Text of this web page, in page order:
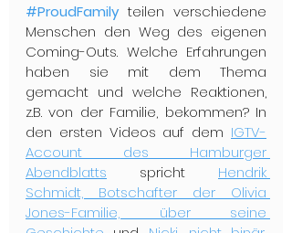
#ProudFamily teilen verschiedene
Menschen den Weg des eigenen
Coming-Outs. Welche Erfahrungen
haben sie mit dem Thema
gemacht und welche Reaktionen,
z.B. von der Familie, bekommen? In
den ersten Videos auf dem IGTV-
Account des Hamburger
Abendblatts spricht Hendrik
Schmidt, Botschafter der Olivia
Jones-Familie, über seine